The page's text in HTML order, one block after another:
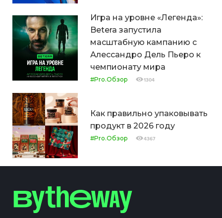
Игра на уровне «Легенда»:
Betera запустила
масштабную кампанию с
Алессандро Дель Пьеро к
чемпионату мира
#Pro.Обзор 1304
Как правильно упаковывать
продукт в 2026 году
#Pro.Обзор 4367